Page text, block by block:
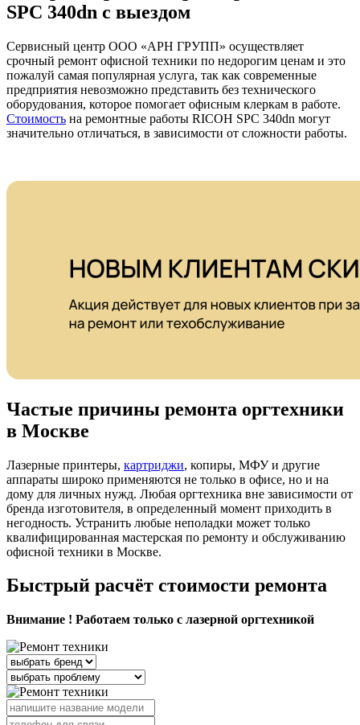
SPC 340dn с выездом
Сервисный центр ООО «АРН ГРУПП» осуществляет
срочный ремонт офисной техники по недорогим ценам и это
пожалуй самая популярная услуга, так как современные
предприятия невозможно представить без технического
оборудования, которое помогает офисным клеркам в работе.
Стоимость на ремонтные работы RICOH SPC 340dn могут
значительно отличаться, в зависимости от сложности работы.
Частые причины ремонта оргтехники
в Москве
Лазерные принтеры, картриджи, копиры, МФУ и другие
аппараты широко применяются не только в офисе, но и на
дому для личных нужд. Любая оргтехника вне зависимости от
бренда изготовителя, в определенный момент приходить в
негодность. Устранить любые неполадки может только
квалифицированная мастерская по ремонту и обслуживанию
офисной техники в Москве.
Быстрый расчёт стоимости ремонта
Внимание ! Работаем только с лазерной оргтехникой